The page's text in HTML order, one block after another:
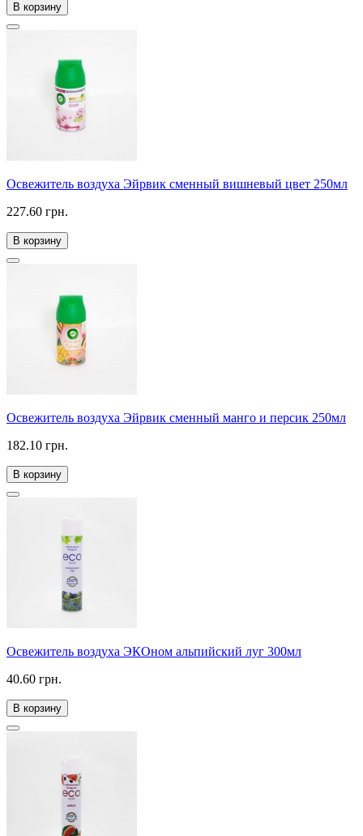
В корзину
Освежитель воздуха Эйрвик сменный вишневый цвет 250мл
227.60 грн.
В корзину
Освежитель воздуха Эйрвик сменный манго и персик 250мл
182.10 грн.
В корзину
Освежитель воздуха ЭКОном альпийский луг 300мл
40.60 грн.
В корзину